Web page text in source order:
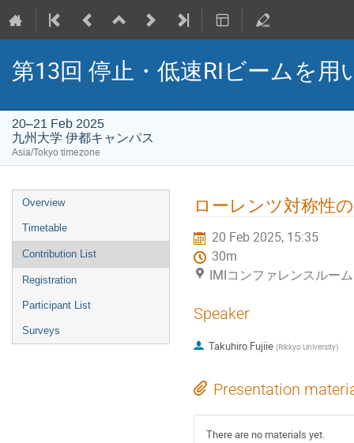
第13回 停止・低速RIビームを用
20–21 Feb 2025
九州大学 伊都キャンパス
Asia/Tokyo timezone
Event
menu
Overview
Timetable
Contribution List
Registration
Participant List
Surveys
ローレンツ対称性
20 Feb 2025, 15:35
30m
IMIコンファレンスルー
Speaker
Takuhiro Fujiie (Rikkyo University)
Presentation
There are no materials yet.